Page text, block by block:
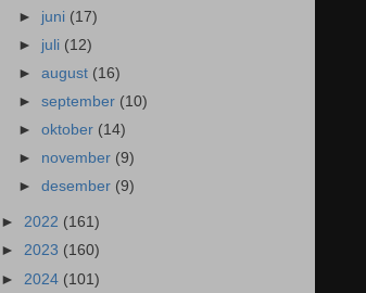
► juni (17)
► juli (12)
►august (16)
►september (10)
►oktober (14)
► november (9)
►desember (9)
► 2022 (161)
► 2023 (160)
► 2024 (101)